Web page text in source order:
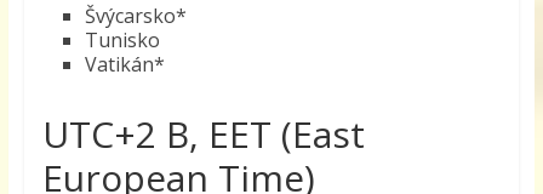
Švýcarsko*
Tunisko
Vatikán*
UTC+2 B, EET (East
European Time)